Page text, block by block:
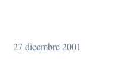
27 dicembre 2001